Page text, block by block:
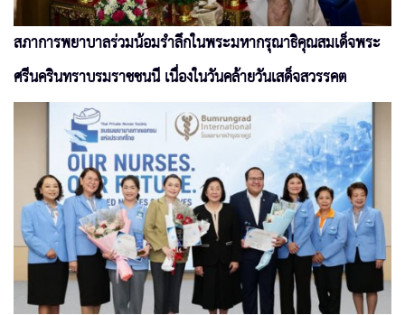
สภาการพยาบาลร่วมน้อมรำลึกในพระมหากรุณาธิคุณสมเด็จพระ
ศรีนครินทราบรมราชชนนี เนื่องในวันคล้ายวันเสด็จสวรรคต